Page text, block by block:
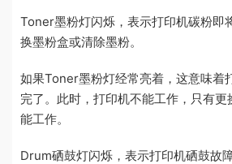
Toner墨粉灯闪烁，表示打印机碳粉即
换墨粉盒或清除墨粉。
如果Toner墨粉灯经常亮着，这意味着
完了。此时，打印机不能工作，只有
能工作。
Drum硒鼓灯闪烁，表示打印机硒鼓故